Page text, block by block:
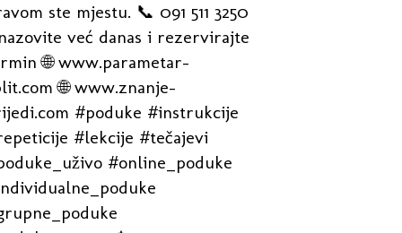
ste mjestu. 📞 091 511 3250
već danas i rezervirajte
🌐 www.parametar-
🌐 www.znanje-
#poduke #instrukcije
#lekcije #tečajevi
#online_poduke